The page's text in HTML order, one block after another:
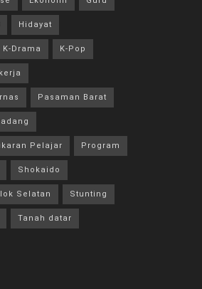
Hidayat
K-Drama K-Pop
Pasaman Barat
Pelajar Program
Shokaido
Selatan Stunting
Tanah datar